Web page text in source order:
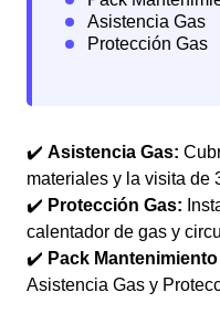
✔️ Asistencia Gas:
materiales y la visita de
✔️ Protección Gas:
calentador de gas y
✔️ Pack Mantenimiento
Asistencia Gas y